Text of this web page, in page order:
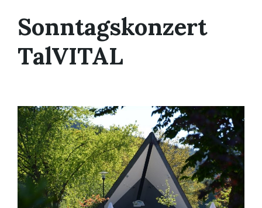
Sonntagskonzert
TalVITAL